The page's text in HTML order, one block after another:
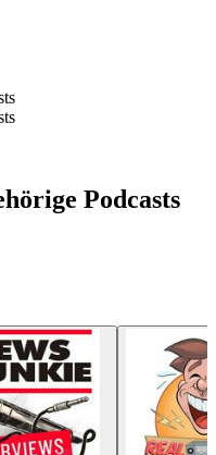
Podcasts